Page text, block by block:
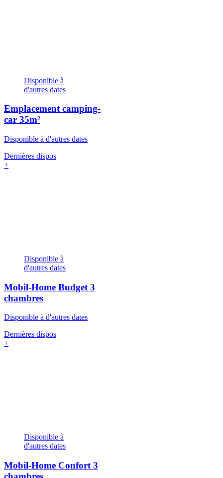
Disponible à
d'autres dates
Emplacement camping-
car 35m²
Disponible à d'autres dates
Dernières dispos
+
Disponible à
d'autres dates
Mobil-Home Budget 3
chambres
Disponible à d'autres dates
Dernières dispos
+
Disponible à
d'autres dates
Mobil-Home Confort 3